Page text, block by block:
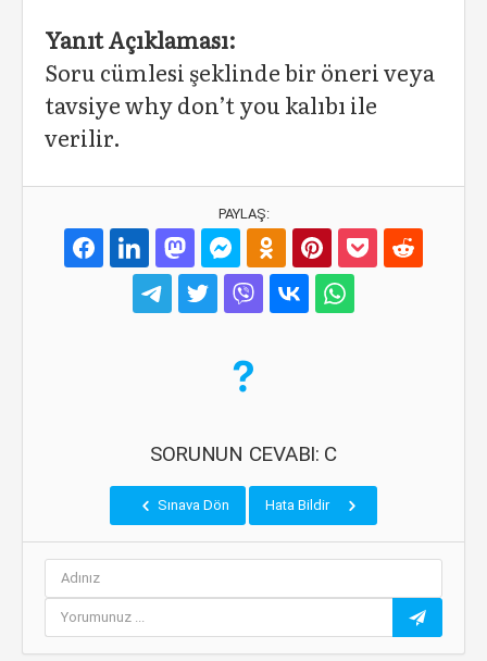
Yanıt Açıklaması:
Soru cümlesi şeklinde bir öneri veya
tavsiye why don’t you kalıbı ile
verilir.
PAYLAŞ:
SORUNUN CEVABI: C
Sınava Dön Hata Bildir